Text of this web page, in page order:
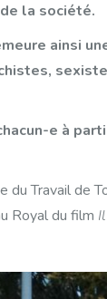
la société.
ainsi
e à
Travail de
Royal du film